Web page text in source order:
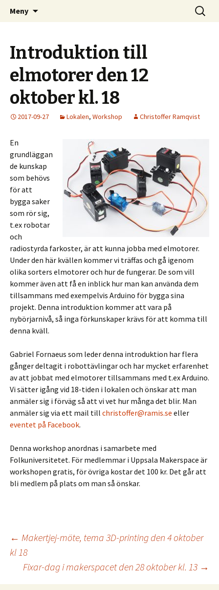
Uppsala Makerspace
Kom och skapa i Uppsala!
Meny
Sök
efter:
Introduktion till
elmotorer den 12
oktober kl. 18
2017-09-27 Lokalen, Workshop Christoffer Ramqvist
En
grundläggan
de kunskap
som behövs
för att
bygga saker
som rör sig,
t.ex robotar
och
radiostyrda farkoster, är att kunna jobba med elmotorer.
Under den här kvällen kommer vi träffas och gå igenom
olika sorters elmotorer och hur de fungerar. De som vill
kommer även att få en inblick hur man kan använda dem
tillsammans med exempelvis Arduino för bygga sina
projekt. Denna introduktion kommer att vara på
nybörjarnivå, så inga förkunskaper krävs för att komma till
denna kväll.
Gabriel Fornaeus som leder denna introduktion har flera
gånger deltagit i robottävlingar och har mycket erfarenhet
av att jobbat med elmotorer tillsammans med t.ex Arduino.
Vi sätter igång vid 18-tiden i lokalen och önskar att man
anmäler sig i förväg så att vi vet hur många det blir. Man
anmäler sig via ett mail till christoffer@ramis.se eller
eventet på Facebook.
Denna workshop anordnas i samarbete med
Folkuniversitetet. För medlemmar i Uppsala Makerspace är
workshopen gratis, för övriga kostar det 100 kr. Det går att
bli medlem på plats om man så önskar.
Inläggsnavigering
← Makertjej-möte, tema 3D-printing den 4 oktober
kl 18
Fixar-dag i makerspacet den 28 oktober kl. 13 →